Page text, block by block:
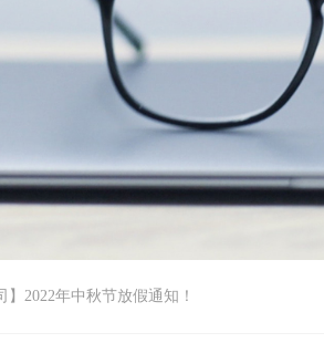
】2022年中秋节放假通知！